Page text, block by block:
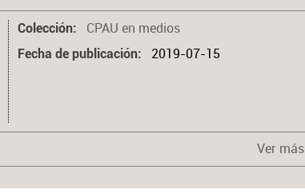
Colección CPAU en medios
Fecha de publicación 2019-07-15
Ver más